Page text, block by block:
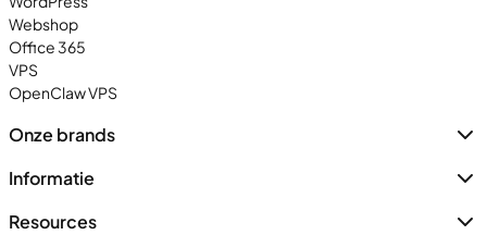
Webshop
Office 365
VPS
OpenClaw VPS
Onze brands
Informatie
Resources